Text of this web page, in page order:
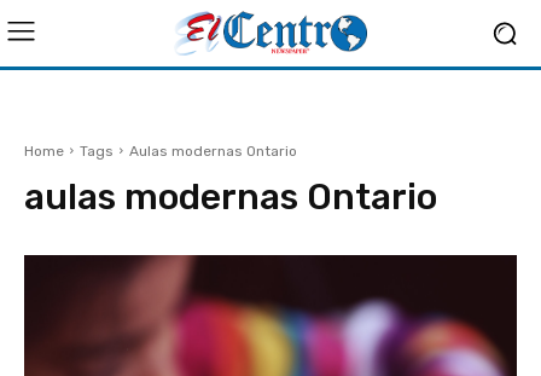
Home Tags Aulas modernas Ontario
aulas modernas Ontario